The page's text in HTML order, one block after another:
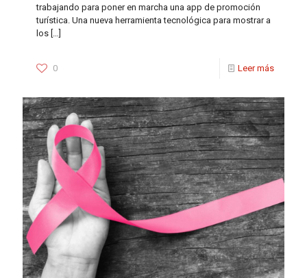
trabajando para poner en marcha una app de promoción
turística. Una nueva herramienta tecnológica para mostrar a
los […]
0 Leer más